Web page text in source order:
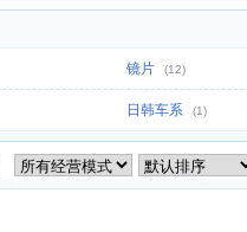
镜片 (12)
日韩车系 (1)